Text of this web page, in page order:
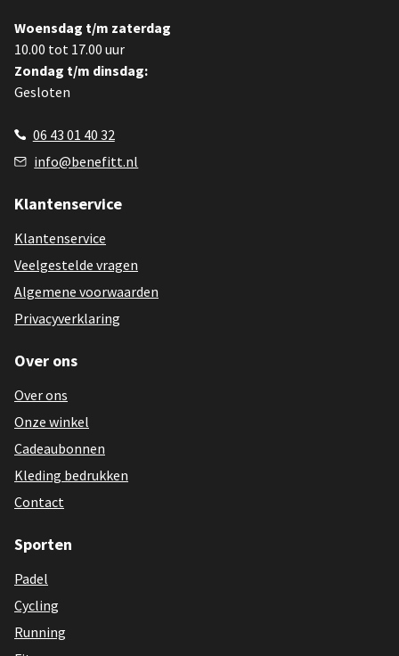
Woensdag t/m zaterdag
10.00 tot 17.00 uur
Zondag t/m dinsdag:
Gesloten
06 43 01 40 32
info@benefitt.nl
Klantenservice
Klantenservice
Veelgestelde vragen
Algemene voorwaarden
Privacyverklaring
Over ons
Over ons
Onze winkel
Cadeaubonnen
Kleding bedrukken
Contact
Sporten
Padel
Cycling
Running